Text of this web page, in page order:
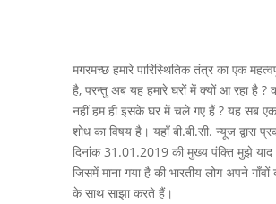
मगरमच्छ हमारे पारिस्थितिक तंत्र का एक
है, परन्तु अब यह हमारे घरों में क्यों आ रहा है ?
नहीं हम ही इसके घर में चले गए हैं ? यह सब
शोध का विषय है। यहाँ बी.बी.सी. न्यूज द्वारा
दिनांक 31.01.2019 की मुख्य पंक्ति मुझे
जिसमें माना गया है की भारतीय लोग अपने गाँवों
के साथ साझा करते हैं।